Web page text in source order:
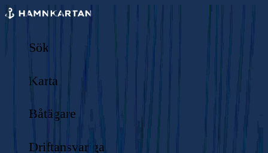
Sök
Karta
Båtägare
Driftansvariga